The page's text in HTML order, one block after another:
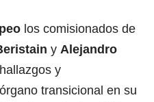
los comisionados de
y Alejandro
y
transicional en su